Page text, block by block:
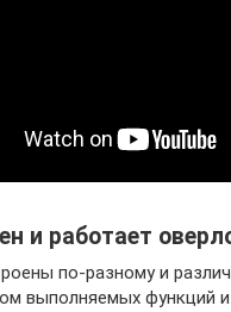
и работает
по-разному и
выполняемых функций и